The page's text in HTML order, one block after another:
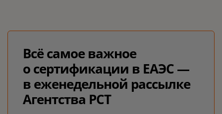
Всё самое важное
о сертификации в ЕАЭС —
в еженедельной рассылке
Агентства РСТ